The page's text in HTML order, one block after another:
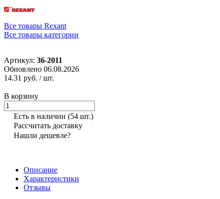
Все товары Rexant
Все товары категории
Артикул: 36-2011
Обновлено 06.08.2026
14.31 руб. / шт.
В корзину
Есть в наличии (54 шт.)
Рассчитать доставку
Нашли дешевле?
Описание
Характеристики
Отзывы